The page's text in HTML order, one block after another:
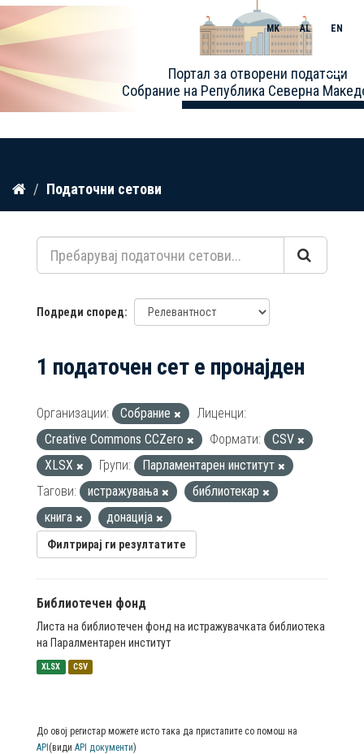
Прескокнете
содржина
Портал за отворени податоци
Собрание на Република Северна
MK AL EN
Toggle
Податочни сетови
Подреди според
1 податочен сет е пронајден
Организации: Собрание
Лиценци:
Creative Commons CCZero
Формати:
CSV
XLSX
Групи:
Парламентарен институт
Тагови:
истражувања
библиотекар
книга
донација
Филтрирај ги резултатите
Библиотечен фонд
Листа на библиотечен фонд на истражувачката библиотека
на Паралментарен институт
XLSX CSV
До овој регистар можете исто така да пристапите со помош на
API (види API документи)